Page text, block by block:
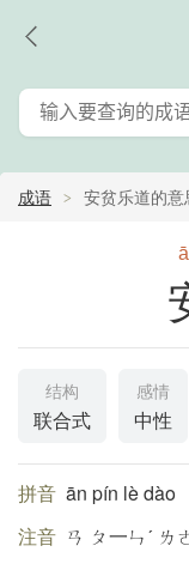
成语 安贫乐道的意
结构
联合式
感情
中性
拼音 ān pín lè dào
注音 ㄢ ㄆ一ㄣˊ ㄌ